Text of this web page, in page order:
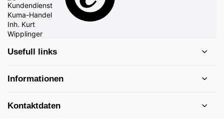
Usefull links
Informationen
Kontaktdaten